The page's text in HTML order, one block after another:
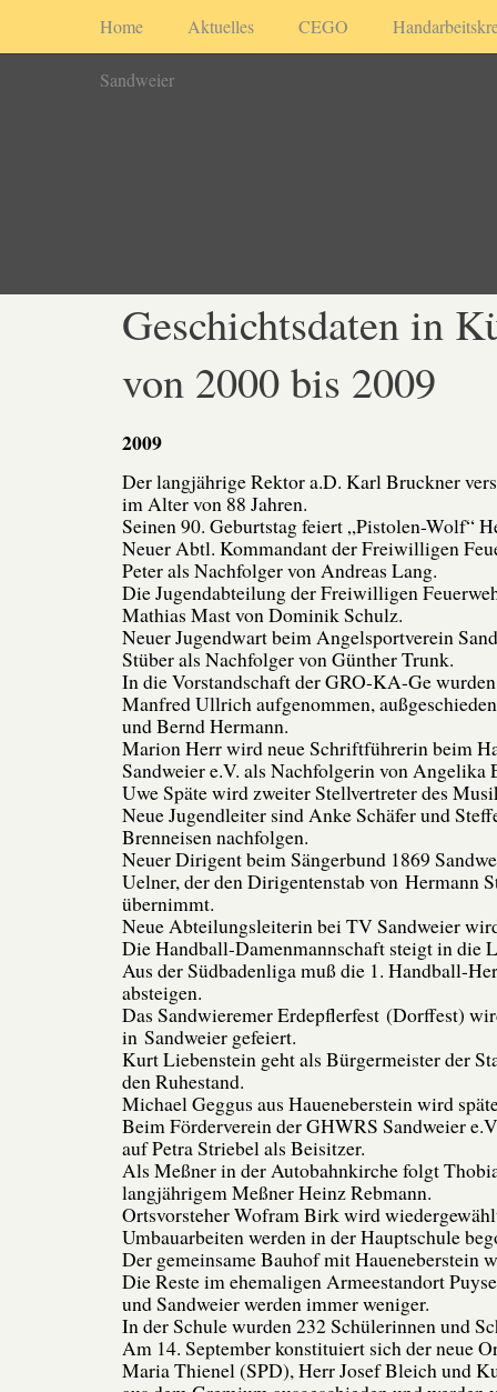
Home Aktuelles CEGO
Sandweier
Geschichtsdaten in
von 2000 bis 2009
2009
Der langjährige Rektor a.D. Karl Bruckner
im Alter von 88 Jahren.
Seinen 90. Geburtstag feiert „Pistolen-Wolf“
Neuer Abtl. Kommandant der Freiwilligen
Peter als Nachfolger von Andreas Lang.
Die Jugendabteilung der Freiwilligen
Mathias Mast von Dominik Schulz.
Neuer Jugendwart beim Angelsportverein
Stüber als Nachfolger von Günther Trunk.
In die Vorstandschaft der GRO-KA-Ge
Manfred Ullrich aufgenommen,
und Bernd Hermann.
Marion Herr wird neue Schriftführerin beim
Sandweier e.V. als Nachfolgerin von Angelika
Uwe Späte wird zweiter Stellvertreter des
Neue Jugendleiter sind Anke Schäfer und
Brenneisen nachfolgen.
Neuer Dirigent beim Sängerbund 1869
Uelner, der den Dirigentenstab von Hermann
übernimmt.
Neue Abteilungsleiterin bei TV Sandweier
Die Handball-Damenmannschaft steigt in die
Aus der Südbadenliga muß die 1. Handball-
absteigen.
Das Sandwieremer Erdepflerfest (Dorffest)
in Sandweier gefeiert.
Kurt Liebenstein geht als Bürgermeister der
den Ruhestand.
Michael Geggus aus Haueneberstein wird
Beim Förderverein der GHWRS Sandweier
auf Petra Striebel als Beisitzer.
Als Meßner in der Autobahnkirche folgt
langjährigem Meßner Heinz Rebmann.
Ortsvorsteher Wofram Birk wird
Umbauarbeiten werden in der Hauptschule
Der gemeinsame Bauhof mit Haueneberstein
Die Reste im ehemaligen Armeestandort
und Sandweier werden immer weniger.
In der Schule wurden 232 Schülerinnen und
Am 14. September konstituiert sich der neue
Maria Thienel (SPD), Herr Josef Bleich und